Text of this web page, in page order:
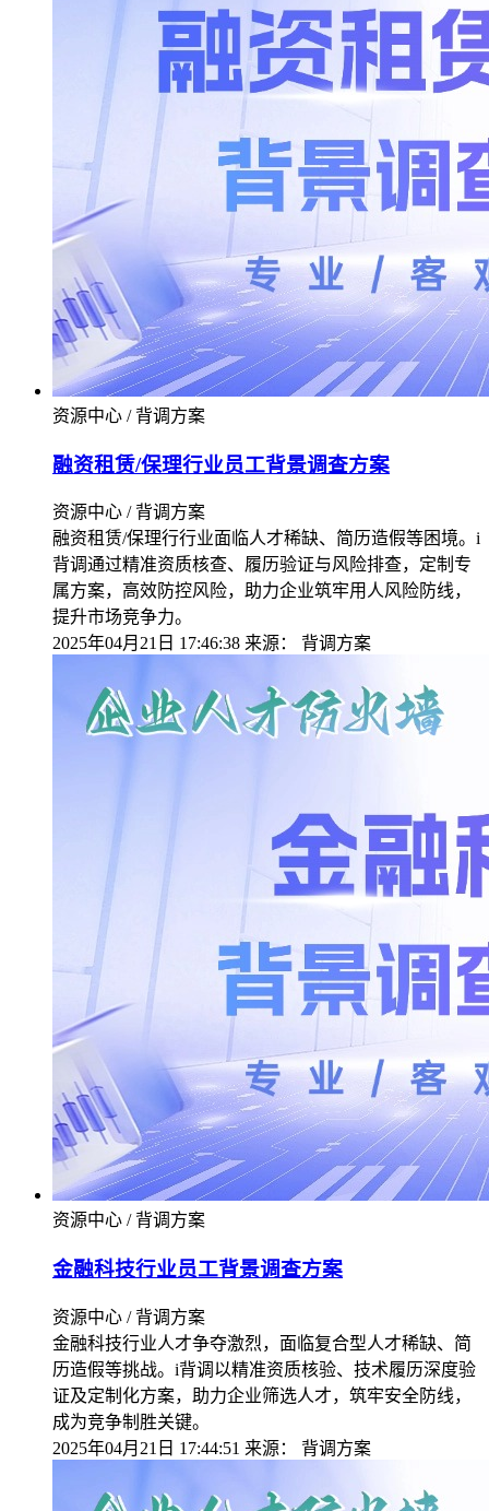
资源中心 / 背调方案
融资租赁/保理行业员工背景调查方案
资源中心 / 背调方案
融资租赁/保理行行业面临人才稀缺、简历造假等困境。i
背调通过精准资质核查、履历验证与风险排查，定制专
属方案，高效防控风险，助力企业筑牢用人风险防线，
提升市场竞争力。
2025年04月21日 17:46:38 来源： 背调方案
资源中心 / 背调方案
金融科技行业员工背景调查方案
资源中心 / 背调方案
金融科技行业人才争夺激烈，面临复合型人才稀缺、简
历造假等挑战。i背调以精准资质核验、技术履历深度验
证及定制化方案，助力企业筛选人才，筑牢安全防线，
成为竞争制胜关键。
2025年04月21日 17:44:51 来源： 背调方案